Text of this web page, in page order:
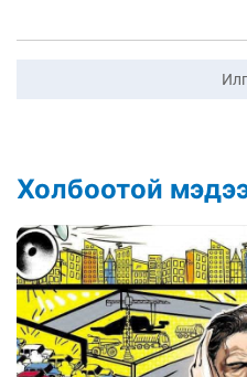
Холбоотой